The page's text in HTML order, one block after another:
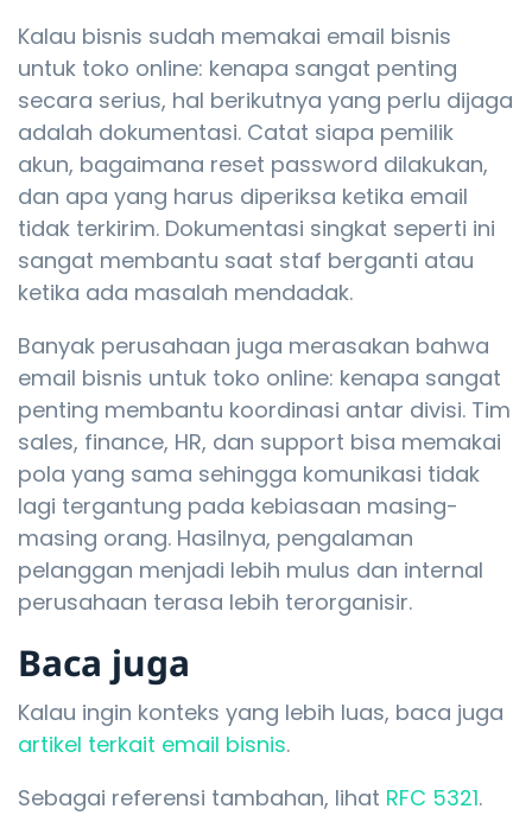
Kalau bisnis sudah memakai email bisnis
untuk toko online: kenapa sangat penting
secara serius, hal berikutnya yang perlu dijaga
adalah dokumentasi. Catat siapa pemilik
akun, bagaimana reset password dilakukan,
dan apa yang harus diperiksa ketika email
tidak terkirim. Dokumentasi singkat seperti ini
sangat membantu saat staf berganti atau
ketika ada masalah mendadak.
Banyak perusahaan juga merasakan bahwa
email bisnis untuk toko online: kenapa sangat
penting membantu koordinasi antar divisi. Tim
sales, finance, HR, dan support bisa memakai
pola yang sama sehingga komunikasi tidak
lagi tergantung pada kebiasaan masing-
masing orang. Hasilnya, pengalaman
pelanggan menjadi lebih mulus dan internal
perusahaan terasa lebih terorganisir.
Baca juga
Kalau ingin konteks yang lebih luas, baca juga
artikel terkait email bisnis.
Sebagai referensi tambahan, lihat RFC 5321.